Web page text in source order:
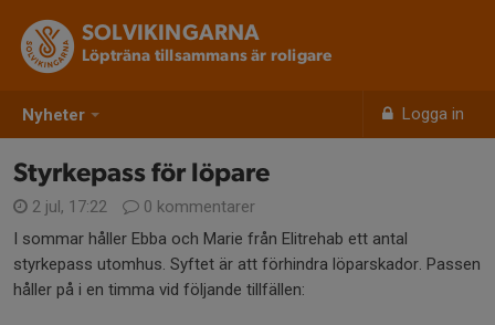
Nyheter Logga in
SOLVIKINGARNA
Löpträna tillsammans är roligare
Styrkepass för löpare
2 jul, 17:22
0 kommentarer
I sommar håller Ebba och Marie från Elitrehab ett antal
styrkepass utomhus. Syftet är att förhindra löparskador. Passen
håller på i en timma vid följande tillfällen: